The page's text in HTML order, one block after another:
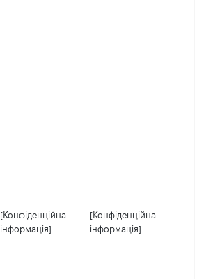
[Конфіденційна
інформація]
[Конфіденційна
інформація]